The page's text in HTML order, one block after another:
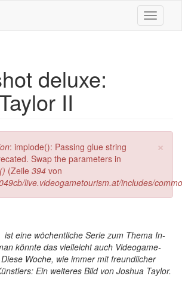
Toggle
deluxe:
II
×
: implode(): Passing glue string
Swap the parameters in
(Zeile 394 von
live.videogametourism.at/includes/
ist eine wöchentliche Serie zum Thema In-
könnte das vielleicht auch Videogame-
Woche, wie immer mit freundlicher
Ein weiteres Bild von Joshua Taylor.